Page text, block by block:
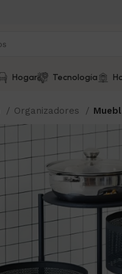
Hogar Tecnología
Organizadores